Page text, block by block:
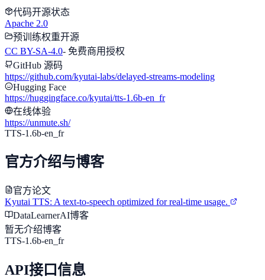
代码开源状态
Apache 2.0
预训练权重开源
CC BY-SA-4.0- 免费商用授权
GitHub 源码
https://github.com/kyutai-labs/delayed-streams-modeling
Hugging Face
https://huggingface.co/kyutai/tts-1.6b-en_fr
在线体验
https://unmute.sh/
TTS-1.6b-en_fr
官方介绍与博客
官方论文
Kyutai TTS: A text-to-speech optimized for real-time usage.
DataLearnerAI博客
暂无介绍博客
TTS-1.6b-en_fr
API接口信息